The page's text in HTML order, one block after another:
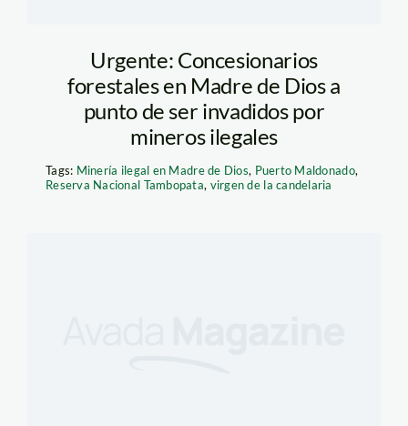
Urgente: Concesionarios
forestales en Madre de Dios a
punto de ser invadidos por
mineros ilegales
Tags: Minería ilegal en Madre de Dios, Puerto Maldonado,
Reserva Nacional Tambopata, virgen de la candelaria